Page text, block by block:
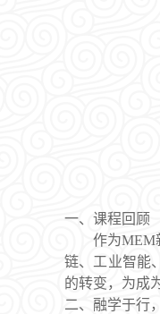
一、 课程回顾
作为MEM
链、工业智能
的转变，为成
二、 融学于行